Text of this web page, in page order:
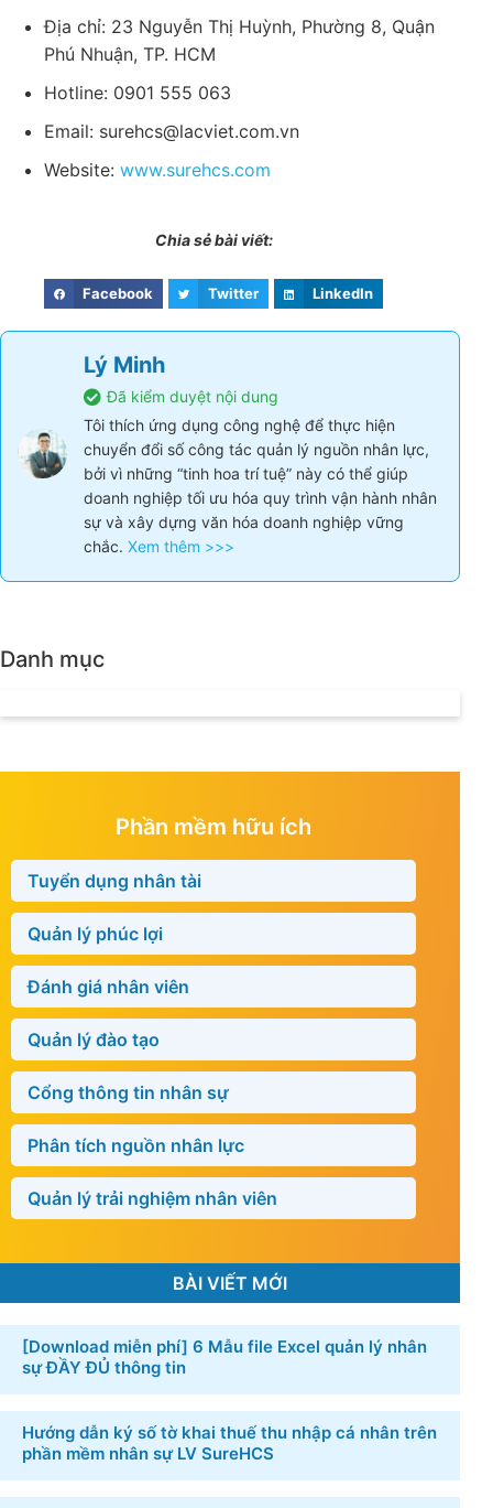
Địa chỉ: 23 Nguyễn Thị Huỳnh, Phường 8, Quận
Phú Nhuận, TP. HCM
Hotline: 0901 555 063
Email: surehcs@lacviet.com.vn
Website: www.surehcs.com
Chia sẻ bài viết:
Facebook Twitter LinkedIn
Lý Minh
Đã kiểm duyệt nội dung
Tôi thích ứng dụng công nghệ để thực hiện
chuyển đổi số công tác quản lý nguồn nhân lực,
bởi vì những “tinh hoa trí tuệ” này có thể giúp
doanh nghiệp tối ưu hóa quy trình vận hành nhân
sự và xây dựng văn hóa doanh nghiệp vững
chắc.Xem thêm >>>
Danh mục
Phần mềm hữu ích
Tuyển dụng nhân tài
Quản lý phúc lợi
Đánh giá nhân viên
Quản lý đào tạo
Cổng thông tin nhân sự
Phân tích nguồn nhân lực
Quản lý trải nghiệm nhân viên
BÀI VIẾT MỚI
[Download miễn phí] 6 ​Mẫu file Excel quản lý nhân
sự​ ĐẦY ĐỦ thông tin
Hướng dẫn ký số tờ khai thuế thu nhập cá nhân trên
phần mềm nhân sự LV SureHCS